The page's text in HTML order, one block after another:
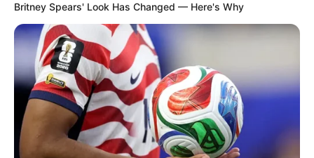
Kiemelte, hogy a 3 százalékos fix otthonteremtési
hitel a saját tulajdon megszerzését segíti, a családi
adókedvezmények pedig azt szolgálják, hogy a
Britney Spears' Look Has Changed — Here's Why